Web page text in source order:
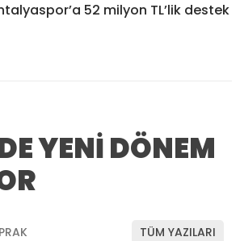
52 milyon TL’lik destek
YENİ DÖNEM
TÜM YAZILARI